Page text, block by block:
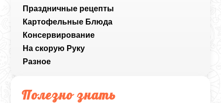
Праздничные рецепты
Картофельные Блюда
Консервирование
На скорую Руку
Разное
Полезно знать